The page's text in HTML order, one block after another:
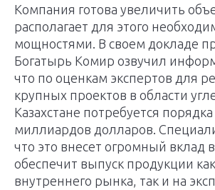
Компания готова увеличить
располагает для этого
мощностями. В своем докладе
Богатырь Комир озвучил
что по оценкам экспертов для
крупных проектов в области
Казахстане потребуется
миллиардов долларов.
что это внесет огромный вклад
обеспечит выпуск продукции
внутреннего рынка, так и на